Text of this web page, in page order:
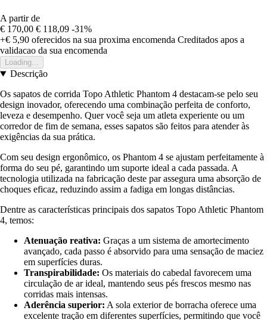
A partir de
€ 170,00 € 118,09 -31%
+€ 5,90 oferecidos na sua proxima encomenda Creditados apos a
validacao da sua encomenda
Loading...
Descrição
Os sapatos de corrida Topo Athletic Phantom 4 destacam-se pelo seu
design inovador, oferecendo uma combinação perfeita de conforto,
leveza e desempenho. Quer você seja um atleta experiente ou um
corredor de fim de semana, esses sapatos são feitos para atender às
exigências da sua prática.
Com seu design ergonômico, os Phantom 4 se ajustam perfeitamente à
forma do seu pé, garantindo um suporte ideal a cada passada. A
tecnologia utilizada na fabricação deste par assegura uma absorção de
choques eficaz, reduzindo assim a fadiga em longas distâncias.
Dentre as características principais dos sapatos Topo Athletic Phantom
4, temos:
Atenuação reativa: Graças a um sistema de amortecimento
avançado, cada passo é absorvido para uma sensação de maciez
em superfícies duras.
Transpirabilidade: Os materiais do cabedal favorecem uma
circulação de ar ideal, mantendo seus pés frescos mesmo nas
corridas mais intensas.
Aderência superior: A sola exterior de borracha oferece uma
excelente tração em diferentes superfícies, permitindo que você